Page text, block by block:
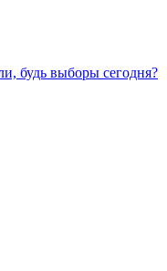
будь выборы сегодня?